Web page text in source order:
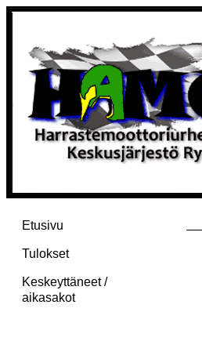
Etusivu
Tulokset
Keskeyttäneet /
aikasakot